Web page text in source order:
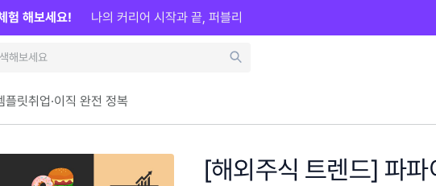
플릿취업·이직 완전 정복
험 해보세요! 나의 커리어 시작과 끝, 퍼블리
[해외주식 트렌드] 파